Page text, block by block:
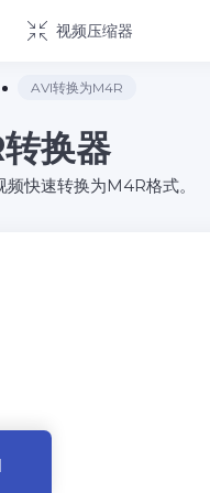
视频压缩器
AVI转换为M4R
换器
快速转换为M4R格式。